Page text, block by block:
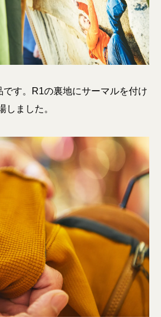
です。R1の裏地にサーマルを付け
しました。